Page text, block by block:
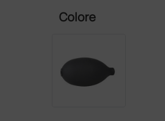
Colore